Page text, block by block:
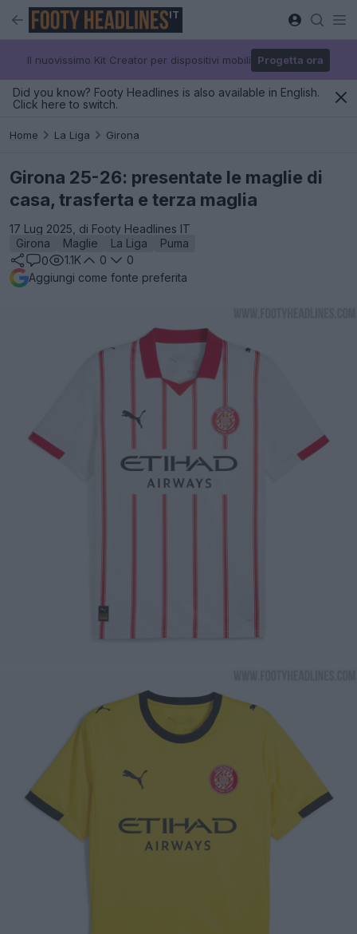
IT
Il nuovissimo Kit Creator per dispositivi mobili Progetta ora
Did you know? Footy Headlines is also available in English.
Click here to switch.
Home La Liga Girona
Girona 25-26: presentate le maglie di
casa, trasferta e terza maglia
17 Lug 2025, di Footy Headlines IT
Girona
Maglie La Liga
Puma
0
1.1K 0
0
Aggiungi come fonte preferita